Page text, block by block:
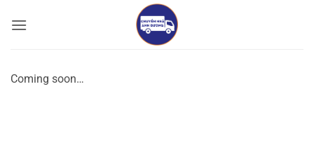
qua
Coming soon…